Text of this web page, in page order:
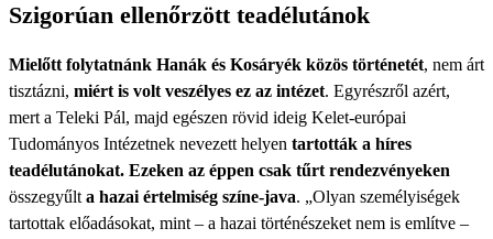
Szigorúan ellenőrzött teadélutánok
Mielőtt folytatnánk Hanák és Kosáryék közös történetét, nem árt
tisztázni, miért is volt veszélyes ez az intézet. Egyrészről azért,
mert a Teleki Pál, majd egészen rövid ideig Kelet-európai
Tudományos Intézetnek nevezett helyen tartották a híres
teadélutánokat. Ezeken az éppen csak tűrt rendezvényeken
összegyűlt a hazai értelmiség színe-java. „Olyan személyiségek
tartottak előadásokat, mint – a hazai történészeket nem is említve –